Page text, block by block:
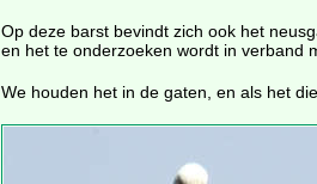
Op deze barst bevindt zich ook het
en het te onderzoeken wordt in verband
We houden het in de gaten, en als het